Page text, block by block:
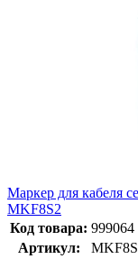
Маркер для кабеля
MKF8S2
Код товара: 999064
Артикул: